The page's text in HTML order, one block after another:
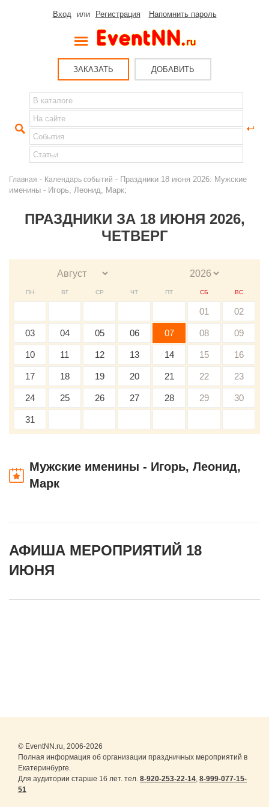
Вход или Регистрация Напомнить пароль
ЗАКАЗАТЬ ДОБАВИТЬ
Главная - Календарь событий - Праздники 18 июня 2026: Мужские
именины - Игорь, Леонид, Марк;
ПРАЗДНИКИ ЗА 18 ИЮНЯ 2026,
ЧЕТВЕРГ
ПН ВТ СР ЧТ ПТ СБ ВС
01 02
03 04 05 06 07 08 09
10 11 12 13 14 15 16
17 18 19 20 21 22 23
24 25 26 27 28 29 30
31
Мужские именины - Игорь, Леонид,
Марк
АФИША МЕРОПРИЯТИЙ 18
ИЮНЯ
© EventNN.ru, 2006-2026
Полная информация об организации праздничных мероприятий в
Екатеринбурге.
Для аудитории старше 16 лет. тел. 8-920-253-22-14, 8-999-077-15-
51